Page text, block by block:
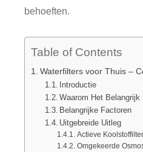
behoeften.
Table of Contents
Waterfilters voor Thuis –
Introductie
Waarom Het
Belangrijke Factoren
Uitgebreide Uitleg
Actieve
Omgekeerde